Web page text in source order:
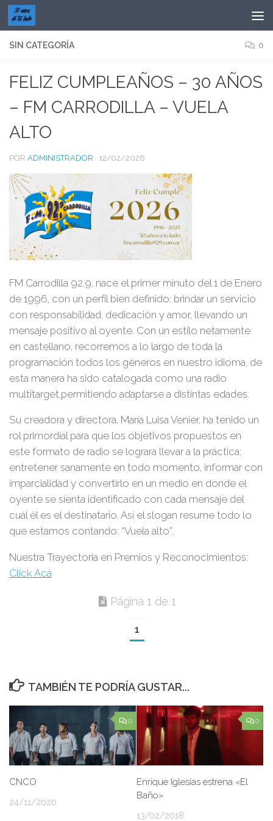
Saltar al contenido
SIN CATEGORÍA 0
FELIZ CUMPLEAÑOS – 30 AÑOS
– FM CARRODILLA – VUELA
ALTO
POR ADMINISTRADOR · 12/02/2026
FM Carrodilla 92.9, nace el primer minuto del 1 de Enero
de 1996, con un perfil bien definido: brindar un servicio
con responsabilidad, dedicación y amor, llevando un
mensaje positivo al oyente. Con un estilo netamente
en castellano, recorremos a lo largo de toda la
programación todos los géneros en nuestro idioma, de
esta manera ha sido catalogada como una radio
multitarget,permitiendo adaptarse a distintas edades.
Su creadora y directora, María Luisa Venier, ha tenido un
rol primordial para que los objetivos propuestos en
este formato de radio se lograra llevar a la práctica:
entretener sanamente en todo momento, informar con
imparcialidad y convertirlo en un medio en donde el
oyente se sienta identificado con cada mensaje del
cuál él es el destinatario. Así el slogan resume todo lo
que estamos contando: “Vuela alto”.
Nuestra Trayectoria en Premios y Reconocimientos:
Click Acá
Página 1 de 1
1
TAMBIÉN TE PODRÍA GUSTAR...
0
CNCO
24/11/2020
0
Enrique Iglesias estrena «El
Baño»
13/02/2018